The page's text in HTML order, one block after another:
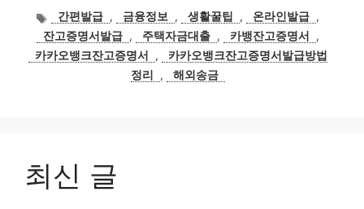
태
그
간편발급 , 금융정보 , 생활꿀팁 , 온라인발급 ,
잔고증명서발급 , 주택자금대출 , 카뱅잔고증명서
,
카카오뱅크잔고증명서
,
카카오뱅크잔고증명서발급방법
정리
, 해외송금
최신 글